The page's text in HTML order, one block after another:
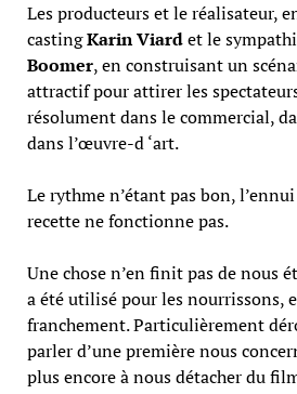
Les producteurs et le réalisateur,
castingKarin Viardet le
Boomer, en construisant un
attractif pour attirer les
résolument dans le commercial,
dans l’œuvre-d ‘art.
Le rythme n’étant pas bon, l’ennui
recette ne fonctionne pas.
Une chose n’en finit pas de nous
a été utilisé pour les nourrissons,
franchement. Particulièrement
parler d’une première nous
plus encore à nous détacher du